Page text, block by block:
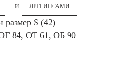
и ЛЕГГИНСАМИ
размер S (42)
84, ОТ 61, ОБ 90